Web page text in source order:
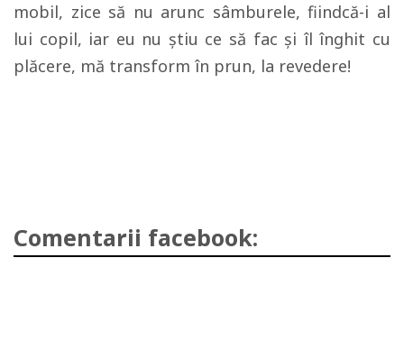
mobil, zice să nu arunc sâmburele, fiindcă-i al
lui copil, iar eu nu ştiu ce să fac şi îl înghit cu
plăcere, mă transform în prun, la revedere!
Comentarii facebook: